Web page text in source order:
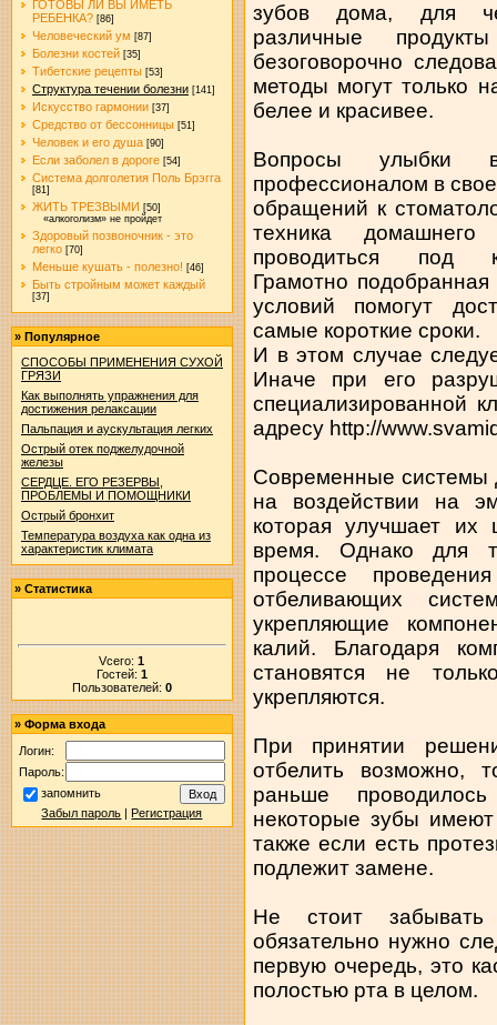
ГОТОВЫ ЛИ ВЫ ИМЕТЬ
РЕБЕНКА? [86]
Человеческий ум [87]
Болезни костей [35]
Тибетские рецепты [53]
Структура течении болезни [141]
Искусство гармонии [37]
Средство от бессонницы [51]
Человек и его душа [90]
Если заболел в дороге [54]
Система долголетия Поль Брэгга
[81]
ЖИТЬ ТРЕЗВЫМИ [50]
«алкоголизм» не пройдет
Здоровый позвоночник - это
легко [70]
Меньше кушать - полезно! [46]
Быть стройным может каждый
[37]
» Популярное
СПОСОБЫ ПРИМЕНЕНИЯ СУХОЙ
ГРЯЗИ
Как выполнять упражнения для
достижения релаксации
Пальпация и аускультация легких
Острый отек поджелудочной
железы
СЕРДЦЕ. ЕГО РЕЗЕРВЫ,
ПРОБЛЕМЫ И ПОМОЩНИКИ
Острый бронхит
Температура воздуха как одна из
характеристик климата
» Статистика
Vсего:1
Гостей: 1
Пользователей: 0
» Форма входа
Логин:
Пароль:
запомнить
Забыл пароль |Регистрация
зубов дома, для
различные
безоговорочно
методы могут только
белее и красивее.
Вопросы улыбки
профессионалом в
обращений к
техника
проводиться под
Грамотно
условий помогут
самые короткие сроки.
И в этом случае
Иначе при его
специализированной
адресу http://
Современные системы
на воздействии на
которая улучшает их
время. Однако для
процессе
отбеливающих
укрепляющие
калий. Благодаря
становятся не
укрепляются.
При принятии
отбелить возможно,
раньше
некоторые зубы
также если есть
подлежит замене.
Не стоит забывать
обязательно нужно
первую очередь, это
полостью рта в целом.